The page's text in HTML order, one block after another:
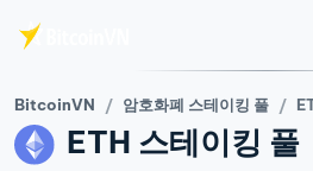
BitcoinVN 암호화폐 스테이킹 풀
ETH 스테이킹 풀